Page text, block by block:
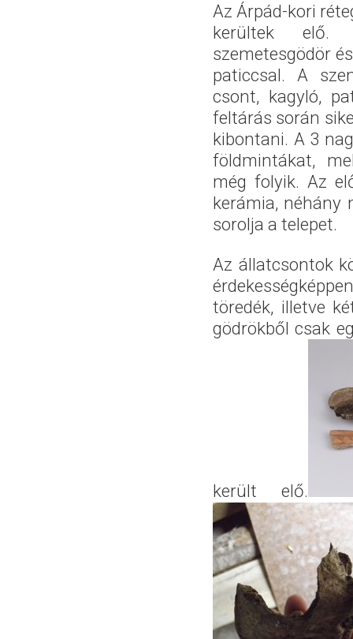
Az Árpád-kori
kerültek elő.
szemetesgödör
paticcsal. A
csont, kagyló,
feltárás során
kibontani. A 3
földmintákat,
még folyik. Az
kerámia, néhány
sorolja a telepet.
Az állatcsontok
töredék, illetve
gödrökből csak
került elő.